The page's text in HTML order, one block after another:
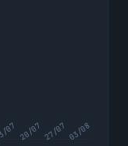
07 20/07 27/07 03/08